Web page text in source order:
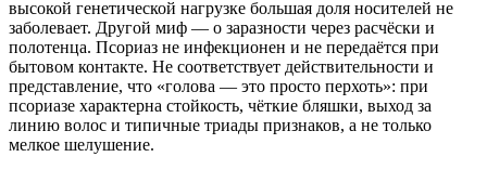
высокой генетической нагрузке большая доля носителей не
заболевает. Другой миф — о заразности через расчёски и
полотенца. Псориаз не инфекционен и не передаётся при
бытовом контакте. Не соответствует действительности и
представление, что «голова — это просто перхоть»: при
псориазе характерна стойкость, чёткие бляшки, выход за
линию волос и типичные триады признаков, а не только
мелкое шелушение.